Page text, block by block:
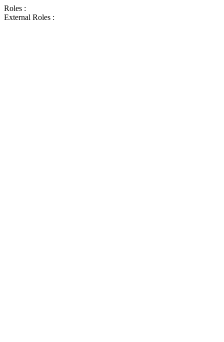
Roles :
External Roles :